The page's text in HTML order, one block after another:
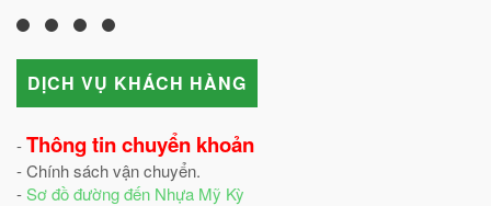
DỊCH VỤ KHÁCH HÀNG
-Thông tin chuyển khoản
- Chính sách vận chuyển.
-Sơ đồ đường đến Nhựa Mỹ Kỳ